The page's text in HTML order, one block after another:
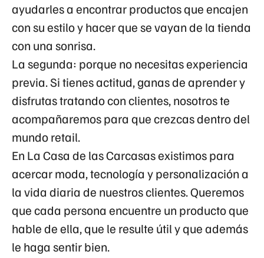
ayudarles a encontrar productos que encajen
con su estilo y hacer que se vayan de la tienda
con una sonrisa.
La segunda: porque no necesitas experiencia
previa. Si tienes actitud, ganas de aprender y
disfrutas tratando con clientes, nosotros te
acompañaremos para que crezcas dentro del
mundo retail.
En La Casa de las Carcasas existimos para
acercar moda, tecnología y personalización a
la vida diaria de nuestros clientes. Queremos
que cada persona encuentre un producto que
hable de ella, que le resulte útil y que además
le haga sentir bien.